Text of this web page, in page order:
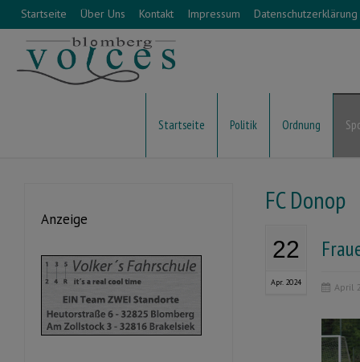
Startseite Über Uns Kontakt Impressum Datenschutzerklärung
Startseite Politik Ordnung
FC Donop
22
Apr. 2024 April
Anzeige